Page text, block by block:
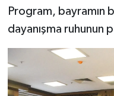
Program, bayramın
dayanışma ruhunun